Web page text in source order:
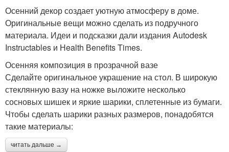
Осенний декор создает уютную атмосферу в доме.
Оригинальные вещи можно сделать из подручного
материала. Идеи и подсказки дали издания Autodesk
Instructables и Нealth Вenefits Times.
Осенняя композиция в прозрачной вазе
Сделайте оригинальное украшение на стол. В широкую
стеклянную вазу на ножке выложите несколько
сосновых шишек и яркие шарики, сплетенные из бумаги.
Чтобы сделать шарики разных размеров, понадобятся
такие материалы:
читать дальше →